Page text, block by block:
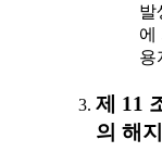
발
에
용
제 11
의 해